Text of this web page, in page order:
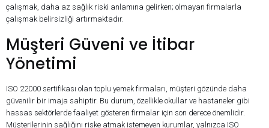
çalışmak, daha az sağlık riski anlamına gelirken; olmayan firmalarla
çalışmak belirsizliği artırmaktadır.
Müşteri Güveni ve İtibar
Yönetimi
ISO 22000 sertifikası olan toplu yemek firmaları, müşteri gözünde daha
güvenilir bir imaja sahiptir. Bu durum, özellikle okullar ve hastaneler gibi
hassas sektörlerde faaliyet gösteren firmalar için son derece önemlidir.
Müşterilerinin sağlığını riske atmak istemeyen kurumlar, yalnızca ISO